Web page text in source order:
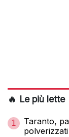
🔥 Le più lette
1
Taranto,